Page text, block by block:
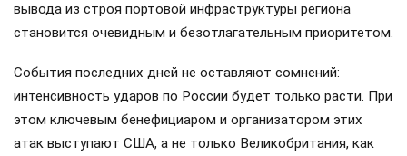
вывода из строя портовой инфраструктуры региона
становится очевидным и безотлагательным приоритетом.
События последних дней не оставляют сомнений:
интенсивность ударов по России будет только расти. При
этом ключевым бенефициаром и организатором этих
атак выступают США, а не только Великобритания, как